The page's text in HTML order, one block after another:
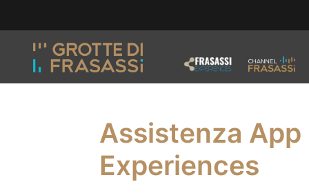
Assistenza App
Experiences